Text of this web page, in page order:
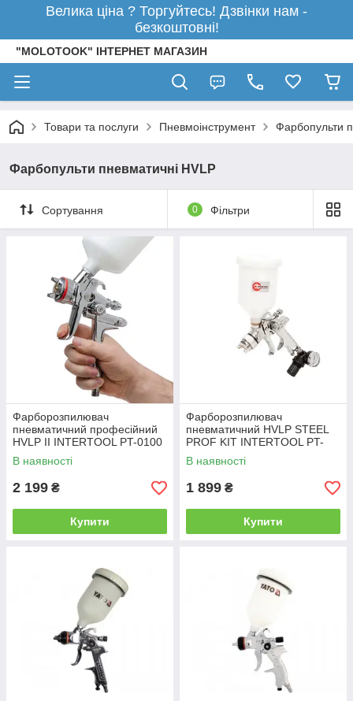
Велика ціна ? Торгуйтесь! Дзвінки нам -
безкоштовні!
"MOLOTOOK" ІНТЕРНЕТ МАГАЗИН
Товари та послуги Пневмоінструмент Фарбопульти
Фарбопульти пневматичні HVLP
Сортування 0 Фільтри
Фарборозпилювач
пневматичний професійний
HVLP II INTERTOOL PT-0100
В наявності
2 199 ₴
Купити
Фарборозпилювач
пневматичний HVLP STEEL
PROF KIT INTERTOOL PT-
1505
В наявності
1 899 ₴
Купити